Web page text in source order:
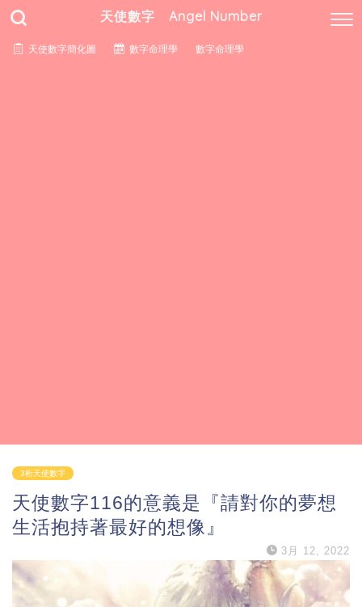
天使數字 Angel Number
天使數字簡化圖 數字命理學 數字命理學
3桁天使數字
天使數字116的意義是『請對你的夢想
生活抱持著最好的想像』
3月 12, 2022